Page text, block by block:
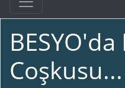
Coşkusu...